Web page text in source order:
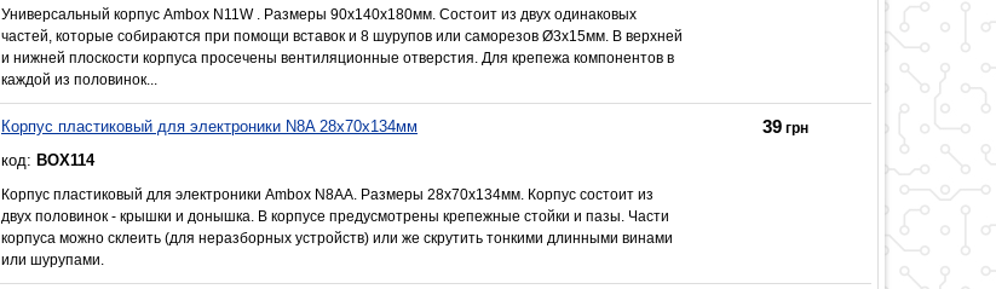
Универсальный корпус Ambox N11W . Размеры 90x140x180мм. Состоит из двух одинаковых
частей, которые собираются при помощи вставок и 8 шурупов или саморезов Ø3х15мм. В верхней
и нижней плоскости корпуса просечены вентиляционные отверстия. Для крепежа компонентов в
каждой из половинок...
Корпус пластиковый для электроники N8A 28x70x134мм
код: BOX114
Корпус пластиковый для электроники Ambox N8AA. Размеры 28x70x134мм. Корпус состоит из
двух половинок - крышки и донышка. В корпусе предусмотрены крепежные стойки и пазы. Части
корпуса можно склеить (для неразборных устройств) или же скрутить тонкими длинными винами
или шурупами.
39грн